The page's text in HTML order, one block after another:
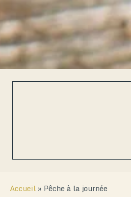
Accueil » Pêche à la journée